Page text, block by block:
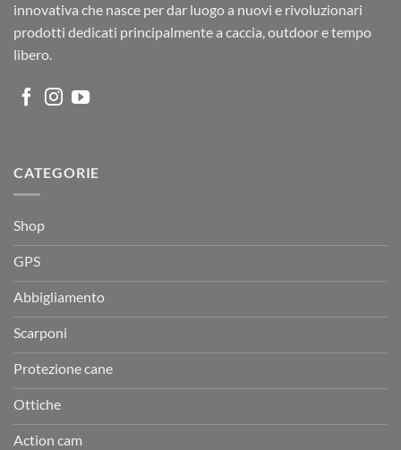
innovativa che nasce per dar luogo a nuovi e rivoluzionari
prodotti dedicati principalmente a caccia, outdoor e tempo
libero.
CATEGORIE
Shop
GPS
Abbigliamento
Scarponi
Protezione cane
Ottiche
Action cam